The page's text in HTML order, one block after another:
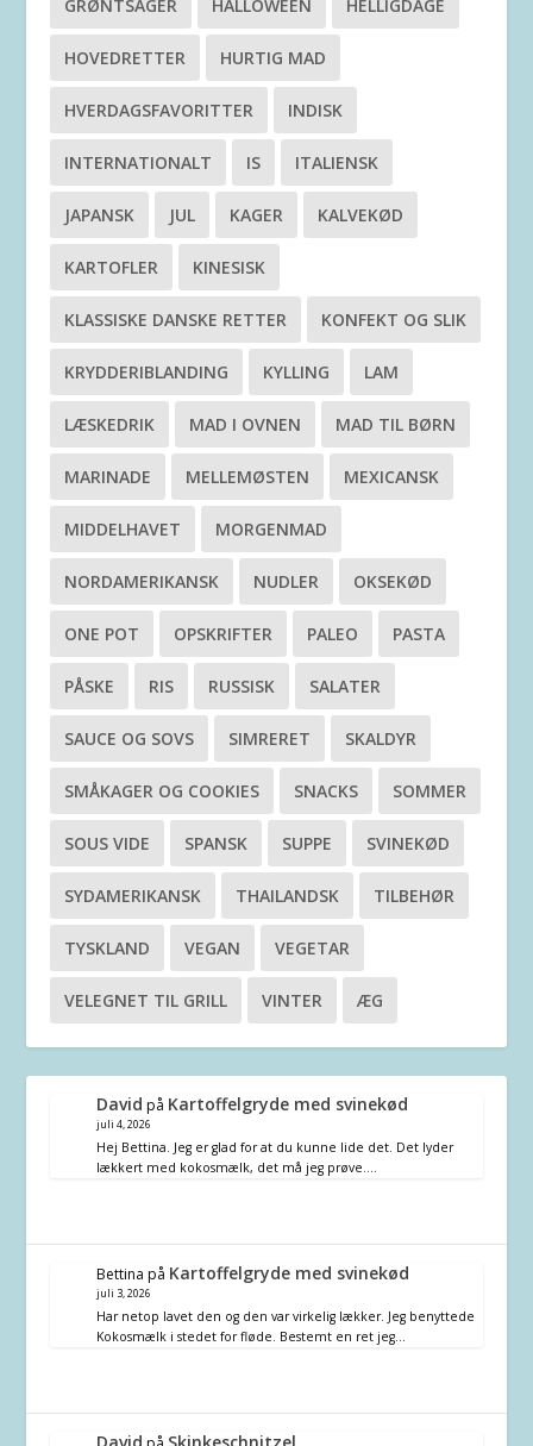
GRØNTSAGER HALLOWEEN HELLIGDAGE
HOVEDRETTER HURTIG MAD
HVERDAGSFAVORITTER INDISK
INTERNATIONALT IS ITALIENSK
JAPANSK JUL KAGER KALVEKØD
KARTOFLER KINESISK
KLASSISKE DANSKE RETTER KONFEKT OG SLIK
KRYDDERIBLANDING KYLLING LAM
LÆSKEDRIK MAD I OVNEN MAD TIL BØRN
MARINADE MELLEMØSTEN MEXICANSK
MIDDELHAVET MORGENMAD
NORDAMERIKANSK NUDLER OKSEKØD
ONE POT OPSKRIFTER PALEO PASTA
PÅSKE RIS RUSSISK SALATER
SAUCE OG SOVS SIMRERET SKALDYR
SMÅKAGER OG COOKIES SNACKS SOMMER
SOUS VIDE SPANSK SUPPE SVINEKØD
SYDAMERIKANSK THAILANDSK TILBEHØR
TYSKLAND VEGAN VEGETAR
VELEGNET TIL GRILL VINTER ÆG
David på Kartoffelgryde med svinekød
juli 4, 2026
Hej Bettina. Jeg er glad for at du kunne lide det. Det lyder
lækkert med kokosmælk, det må jeg prøve.…
Bettina på Kartoffelgryde med svinekød
juli 3, 2026
Har netop lavet den og den var virkelig lækker. Jeg benyttede
Kokosmælk i stedet for fløde. Bestemt en ret jeg…